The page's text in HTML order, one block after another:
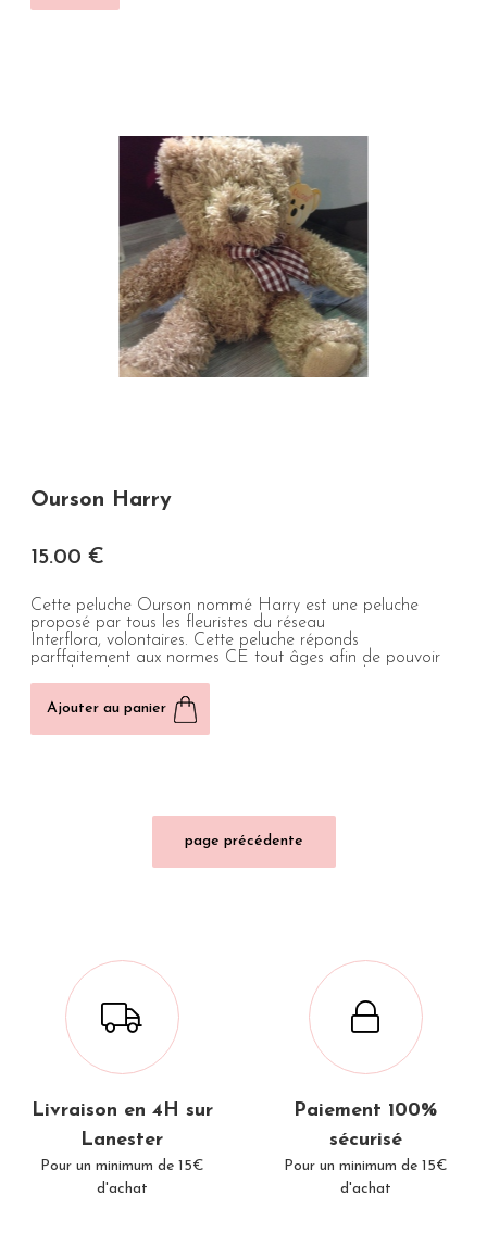
Ourson Harry
15.00 €
Cette peluche Ourson nommé Harry est une peluche
proposé par tous les fleuristes du réseau
Interflora, volontaires. Cette peluche réponds
parffaitement aux normes CE tout âges afin de pouvoir
Livraison en 4H sur
Lanester
Pour un minimum de 15€
d'achat
Paiement 100%
sécurisé
Pour un minimum de 15€
d'achat